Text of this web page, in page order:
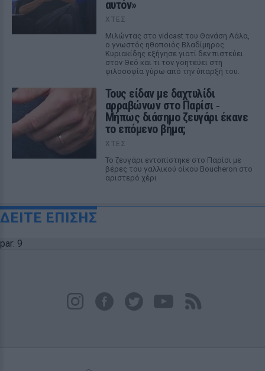
αυτόν»
ΧΤΕΣ
Μιλώντας στο vidcast του Θανάση Λάλα,
ο γνωστός ηθοποιός Βλαδίμηρος
Κυριακίδης εξήγησε γιατί δεν πιστεύει
στον Θεό και τι τον γοητεύει στη
φιλοσοφία γύρω από την ύπαρξή του.
Τους είδαν με δαχτυλίδι
αρραβώνων στο Παρίσι ‑
Μήπως διάσημο ζευγάρι έκανε
το επόμενο βήμα;
ΧΤΕΣ
Το ζευγάρι εντοπίστηκε στο Παρίσι με
βέρες του γαλλικού οίκου Boucheron στο
αριστερό χέρι
ΔΕΙΤΕ ΕΠΙΣΗΣ
par: 9